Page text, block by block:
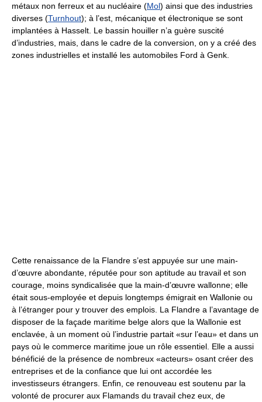
métaux non ferreux et au nucléaire (Mol) ainsi que des industries
diverses (Turnhout); à l’est, mécanique et électronique se sont
implantées à Hasselt. Le bassin houiller n’a guère suscité
d’industries, mais, dans le cadre de la conversion, on y a créé des
zones industrielles et installé les automobiles Ford à Genk.
Cette renaissance de la Flandre s’est appuyée sur une main-
d’œuvre abondante, réputée pour son aptitude au travail et son
courage, moins syndicalisée que la main-d’œuvre wallonne; elle
était sous-employée et depuis longtemps émigrait en Wallonie ou
à l’étranger pour y trouver des emplois. La Flandre a l’avantage de
disposer de la façade maritime belge alors que la Wallonie est
enclavée, à un moment où l’industrie partait «sur l’eau» et dans un
pays où le commerce maritime joue un rôle essentiel. Elle a aussi
bénéficié de la présence de nombreux «acteurs» osant créer des
entreprises et de la confiance que lui ont accordée les
investisseurs étrangers. Enfin, ce renouveau est soutenu par la
volonté de procurer aux Flamands du travail chez eux, de